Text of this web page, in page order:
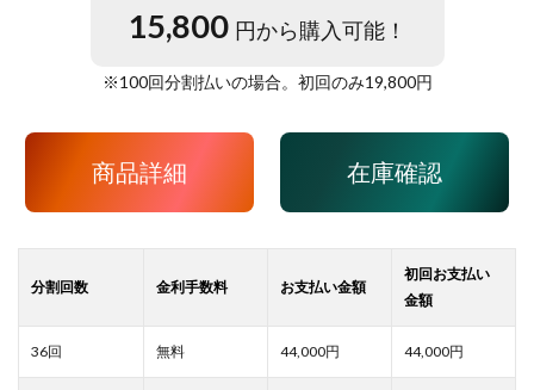
15,800 円から購入可能！
※100回分割払いの場合。初回のみ19,800円
商品詳細 在庫確認
44,000 44,000